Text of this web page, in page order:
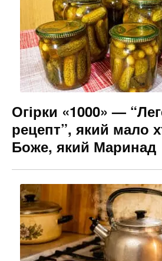
Огірки «1000» —
рецепт”, який мало
Боже, який Маринад